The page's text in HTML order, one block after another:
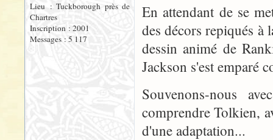
Lieu : Tuckborough près de
Chartres
Inscription : 2001
Messages : 5 117
En attendant de se
des décors repiqués
dessin animé de
Jackson s'est emparé
Souvenons-nous
comprendre Tolkien,
d'une adaptation...